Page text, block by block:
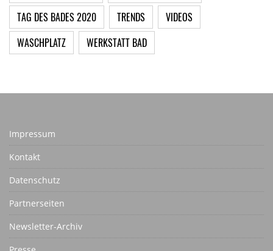
TAG DES BADES 2020
TRENDS
VIDEOS
WASCHPLATZ
WERKSTATT BAD
Impressum
Kontakt
Datenschutz
Partnerseiten
Newsletter-Archiv